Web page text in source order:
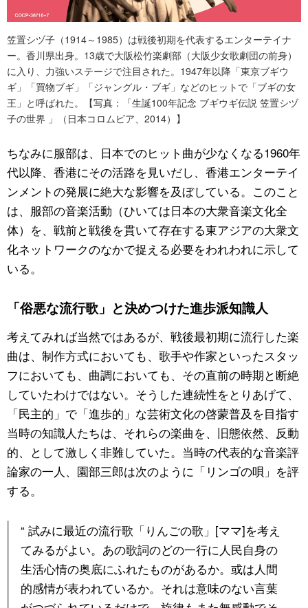
笠置シヅ子（1914～1985）は戦後初期を代表するエンターテイナ
ー。香川県出身。13歳で大阪松竹楽劇部（大阪少女歌劇団の前身）
に入り、力強いステージで注目された。1947年以降「東京ブギウ
ギ」「買物ブギ」「ジャングル・ブギ」などのヒットで「ブギの女
王」と呼ばれた。【写真：「生誕100年記念 ブギウギ伝説 笠置シヅ
子の世界 」（日本コロムビア、2014）】
ちなみに服部は、日本でのヒット曲が少なくなる1960年
代以降、香港にその活路を見いだし、香港エンターテイ
ンメントの発展に絶大な影響を及ぼしている。このこと
は、服部の音楽活動（ひいては日本の大衆音楽文化全
体）を、戦前と戦後を貫いて存在する東アジアの大衆文
化ネットワークのなかで捉える必要をわれわれに示して
いる。
「俗悪な流行歌」と決めつけた進歩派知識人
考えてみれば当然ではあるが、戦後最初期に流行した楽
曲は、制作方式においても、歌手や作家といったスタッ
フにおいても、曲調においても、その直前の時期と断絶
していたわけではない。そうした連続性をとりあげて、
「民主的」で「進歩的」な芸術文化の啓蒙普及を目指す
当時の知識人たちは、それらの楽曲を、旧態依然、反動
的、として激しく非難していた。当時の代表的な音楽評
論家の一人、園部三郎は次のように「リンゴの唄」を評
する。
“ 試みに最近の流行歌「りんごの歌」[ママ]を考え
てみるがよい。あの歌詞のどの一行に人民自身の
生活心情の奥底にふれたものがあるか。或は人間
的感情が表われているか。それは意味のない言葉